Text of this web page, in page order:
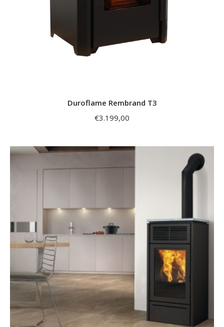
Duroflame Rembrand T3
€3.199,00